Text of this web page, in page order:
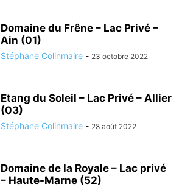
Domaine du Frêne – Lac Privé –
Ain (01)
Stéphane Colinmaire - 23 octobre 2022
Etang du Soleil – Lac Privé – Allier
(03)
Stéphane Colinmaire - 28 août 2022
Domaine de la Royale – Lac privé
– Haute-Marne (52)